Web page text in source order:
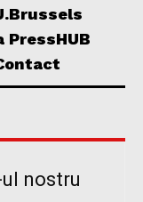
PressHUB
nostru